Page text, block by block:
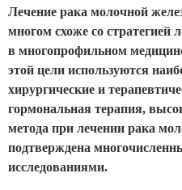
Лечение рака молочной
многом схоже со стратегией
в многопрофильном
этой цели используются
хирургические и
гормональная терапия,
метода при лечении рака
подтверждена
исследованиями.